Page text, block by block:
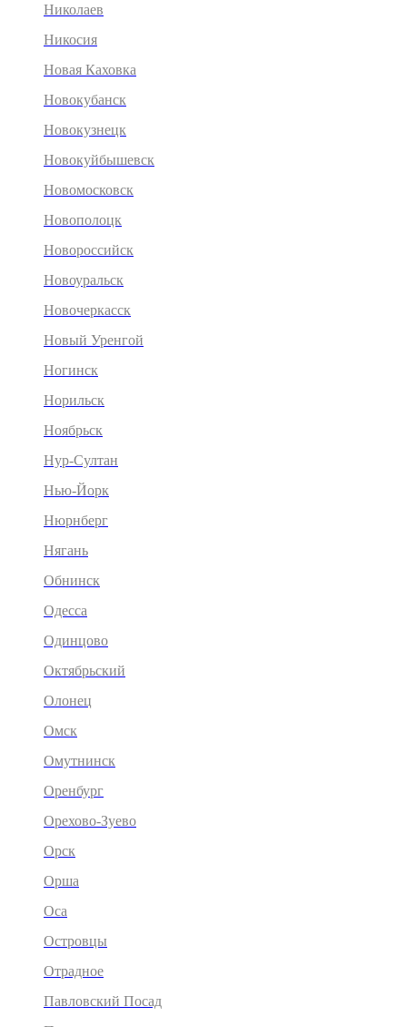
Николаев
Никосия
Новая Каховка
Новокубанск
Новокузнецк
Новокуйбышевск
Новомосковск
Новополоцк
Новороссийск
Новоуральск
Новочеркасск
Новый Уренгой
Ногинск
Норильск
Ноябрьск
Нур-Султан
Нью-Йорк
Нюрнберг
Нягань
Обнинск
Одесса
Одинцово
Октябрьский
Олонец
Омск
Омутнинск
Оренбург
Орехово-Зуево
Орск
Орша
Оса
Островцы
Отрадное
Павловский Посад